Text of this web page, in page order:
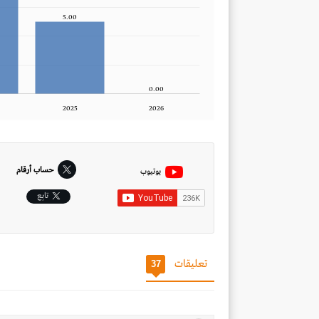
5.00
0.00
2025 2026
يوتيوب حساب أرقام
تابِع
تعليقات 37